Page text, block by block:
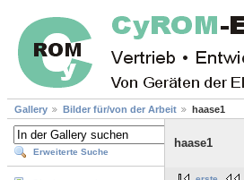
Gallery Bilder für/von der Arbeit haase1
Erweiterte Suche
haase1